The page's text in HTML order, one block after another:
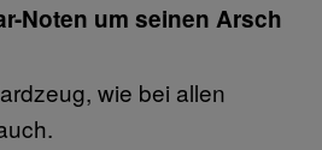
Noten um seinen Arsch
wie bei allen